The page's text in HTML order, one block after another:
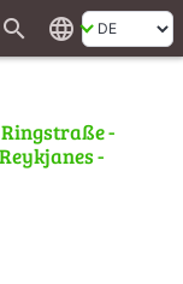
search language
-
-